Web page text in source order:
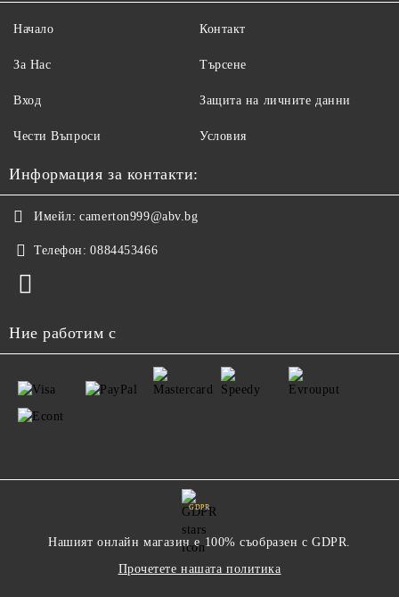
Начало
За Нас
Вход
Чести Въпроси
Контакт
Търсене
Защита на личните данни
Условия
Информация за контакти:
Имейл: camerton999@abv.bg
Телефон: 0884453466
Ние работим с
GDPR
Нашият онлайн магазин е 100% съобразен с GDPR.
Прочетете нашата политика